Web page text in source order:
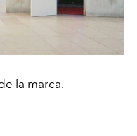
la marca.